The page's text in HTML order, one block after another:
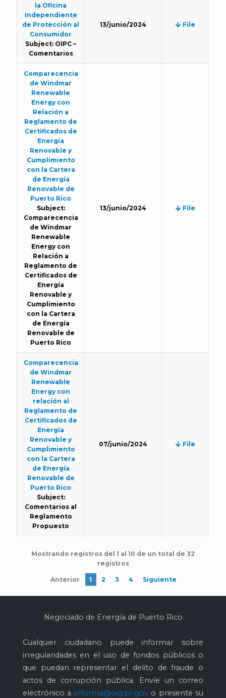
la Oficina
Independiente
de Protección al
Consumidor
Subject: OIPC –
Comentarios
13/junio/2024 File
Comparecencia
de Windmar
Renewable
Energy con
Relación a
Reglamento de
Certificados de
Energía
Renovable y
Cumplimiento
con la Cartera
de Energía
Renovable de
Puerto Rico
Subject:
Comparecencia
de Windmar
Renewable
Energy con
Relación a
Reglamento de
Certificados de
Energía
Renovable y
Cumplimiento
con la Cartera
de Energía
Renovable de
Puerto Rico
13/junio/2024 File
Comparecencia
de Windmar
Renewable
Energy con
relación al
Reglamento de
Certificados de
Energía
Renovable y
Cumplimiento
con la Cartera
de Energía
Renovable de
Puerto Rico
Subject:
Comentarios al
Reglamento
Propuesto
07/junio/2024 File
Mostrando registros del 1 al 10 de un total de 32
registros
Anterior 1 2 3 4 Siguiente
Negociado de Energía de Puerto Rico
Cualquier ciudadano puede informar sobre
irregularidades en el uso de fondos públicos o
que puedan representar el delito de fraude o
actos de corrupción pública. Envíe un correo
electrónico a informa@oig.pr.govo presente su